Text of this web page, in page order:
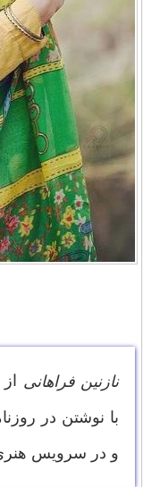
نازنین فراهانی
با نوشتن در
و در سرویس